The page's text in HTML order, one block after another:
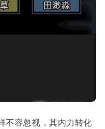
不容忽视，其内力转化